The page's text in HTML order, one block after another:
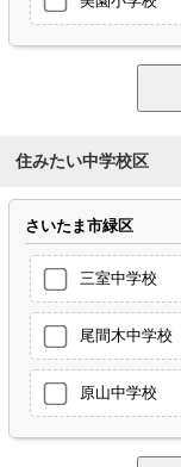
住みたい中学校区
さいたま市緑区
三室中学校
尾間木中学校
原山中学校